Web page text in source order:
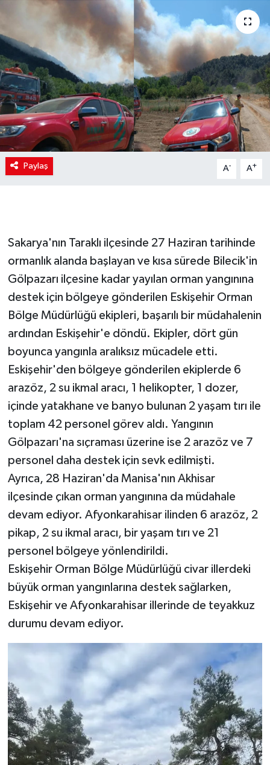
Paylaş A- A+
Sakarya'nın Taraklı ilçesinde 27 Haziran tarihinde
ormanlık alanda başlayan ve kısa sürede Bilecik'in
Gölpazarı ilçesine kadar yayılan orman yangınına
destek için bölgeye gönderilen Eskişehir Orman
Bölge Müdürlüğü ekipleri, başarılı bir müdahalenin
ardından Eskişehir'e döndü. Ekipler, dört gün
boyunca yangınla aralıksız mücadele etti.
Eskişehir'den bölgeye gönderilen ekiplerde 6
arazöz, 2 su ikmal aracı, 1 helikopter, 1 dozer,
içinde yatakhane ve banyo bulunan 2 yaşam tırı ile
toplam 42 personel görev aldı. Yangının
Gölpazarı'na sıçraması üzerine ise 2 arazöz ve 7
personel daha destek için sevk edilmişti.
Ayrıca, 28 Haziran'da Manisa'nın Akhisar
ilçesinde çıkan orman yangınına da müdahale
devam ediyor. Afyonkarahisar ilinden 6 arazöz, 2
pikap, 2 su ikmal aracı, bir yaşam tırı ve 21
personel bölgeye yönlendirildi.
Eskişehir Orman Bölge Müdürlüğü civar illerdeki
büyük orman yangınlarına destek sağlarken,
Eskişehir ve Afyonkarahisar illerinde de teyakkuz
durumu devam ediyor.